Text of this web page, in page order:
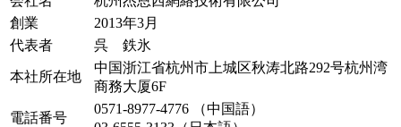
創業
2013年3月
代表者
呉 鉄氷
本社所在地
中国浙江省杭州市上城区秋涛北路292号杭州湾
商務大厦6F
電話番号
0571-8977-4776 （中国語）